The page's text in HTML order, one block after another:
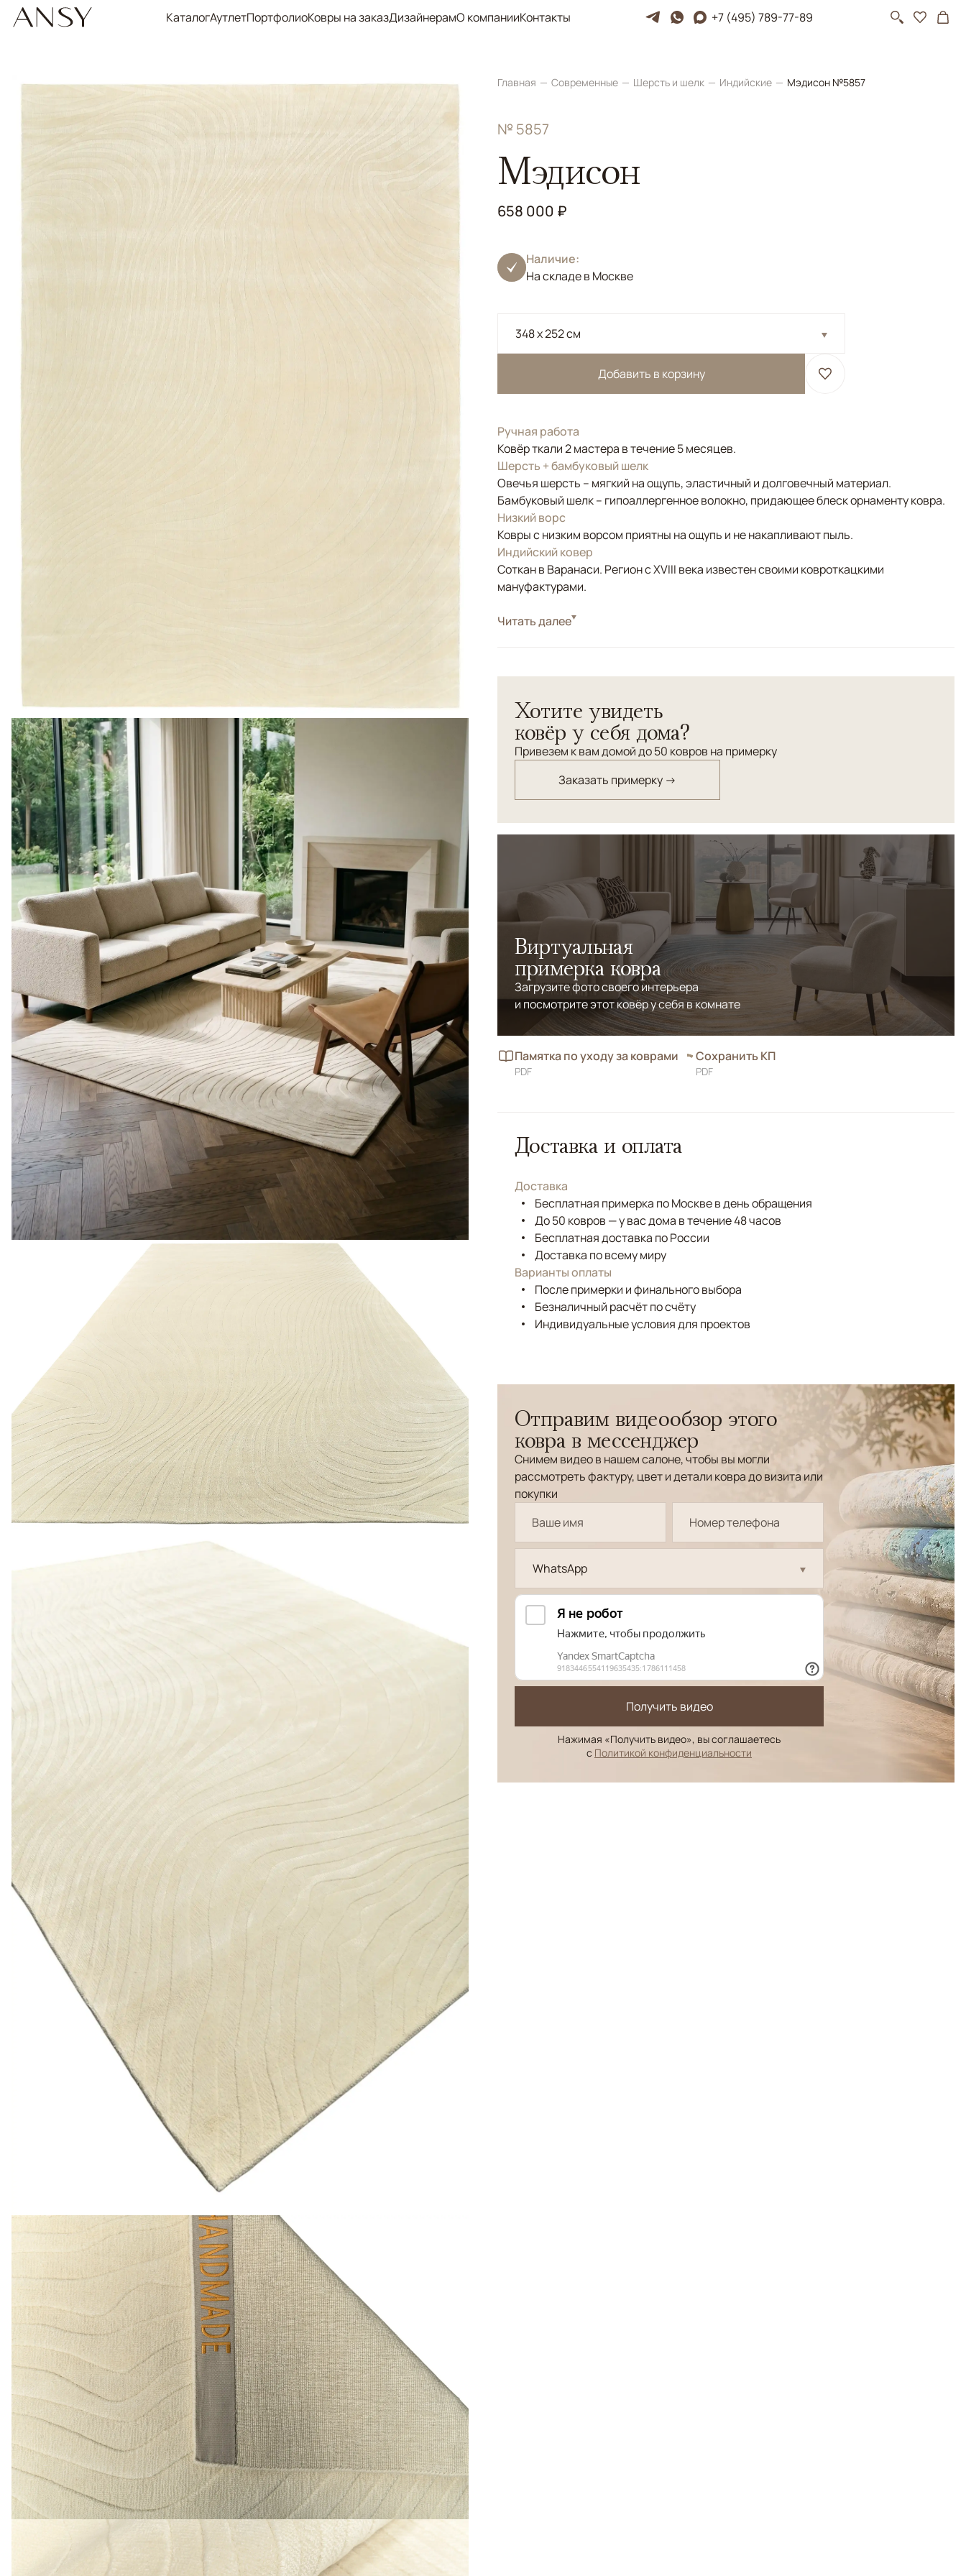
КаталогАутлетПортфолиоКовры на заказДизайнерамО компанииКонтакты +7 (495) 789-77-89
Главная Современные Шерсть и шелк Индийские Мэдисон №5857
№ 5857
Мэдисон
658 000 ₽
Наличие:
На складе в Москве
348 x 252 см
Добавить в корзину
Ручная работа
Ковёр ткали 2 мастера в течение 5 месяцев.
Шерсть + бамбуковый шелк
Овечья шерсть – мягкий на ощупь, эластичный и долговечный материал.
Бамбуковый шелк – гипоаллергенное волокно, придающее блеск орнаменту ковра.
Низкий ворс
Ковры с низким ворсом приятны на ощупь и не накапливают пыль.
Индийский ковер
Соткан в Варанаси. Регион с XVIII века известен своими ковроткацкими
мануфактурами.
СтильСовременные
пластикой поверхности. Плавный рельефный рисунок создаёт мягкое движение
света и тени, сохраняя ощущение спокойствия и визуальной чистоты.
Читать далее
Хотите увидеть
ковёр у себя дома?
Привезем к вам домой до 50 ковров на примерку
Заказать примерку →
Виртуальная
примерка ковра
Загрузите фото своего интерьера
и посмотрите этот ковёр у себя в комнате
Памятка по уходу за коврами
PDF
Сохранить КП
PDF
Доставка и оплата
Доставка
Бесплатная примерка по Москве в день обращения
До 50 ковров — у вас дома в течение 48 часов
Бесплатная доставка по России
Доставка по всему миру
Варианты оплаты
После примерки и финального выбора
Безналичный расчёт по счёту
Индивидуальные условия для проектов
Отправим видеообзор этого
ковра в мессенджер
Снимем видео в нашем салоне, чтобы вы могли
рассмотреть фактуру, цвет и детали ковра до визита или
покупки
WhatsApp
Получить видео
Нажимая «Получить видео», вы соглашаетесь
с Политикой конфиденциальности